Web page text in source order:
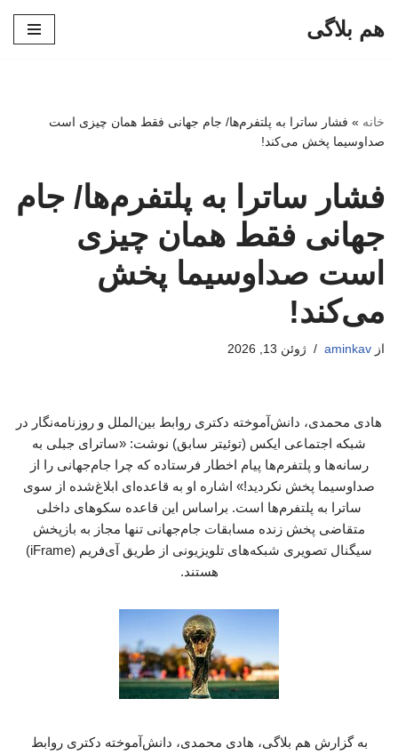
هم بلاگی
خانه » فشار ساترا به پلتفرم‌ها/ جام جهانی فقط همان چیزی است
صداوسیما پخش می‌کند!
فشار ساترا به پلتفرم‌ها/ جام
جهانی فقط همان چیزی
است صداوسیما پخش
می‌کند!
از aminkav ژوئن 13, 2026
هادی محمدی، دانش‌آموخته دکتری روابط بین‌الملل و روزنامه‌نگار در
شبکه اجتماعی ایکس (توئیتر سابق) نوشت: «ساترای جبلی به
رسانه‌ها و پلتفرم‌ها پیام اخطار فرستاده که چرا جام‌جهانی را از
صداوسیما پخش نکردید!» اشاره او به قاعده‌ای ابلاغ‌شده از سوی
ساترا به پلتفرم‌ها است. براساس این قاعده سکوهای داخلی
متقاضی پخش زنده مسابقات جام‌جهانی تنها مجاز به بازپخش
سیگنال تصویری شبکه‌های تلویزیونی از طریق آی‌فریم (iFrame)
هستند.
به گزارش هم بلاگی، هادی محمدی، دانش‌آموخته دکتری روابط